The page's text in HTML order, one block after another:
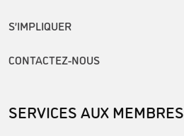
S’IMPLIQUER
CONTACTEZ-NOUS
SERVICES AUX MEMBRES